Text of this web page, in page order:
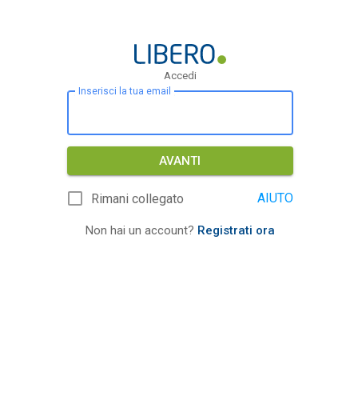
Accedi
Inserisci la tua email
AVANTI
Rimani collegato AIUTO
Non hai un account? Registrati ora